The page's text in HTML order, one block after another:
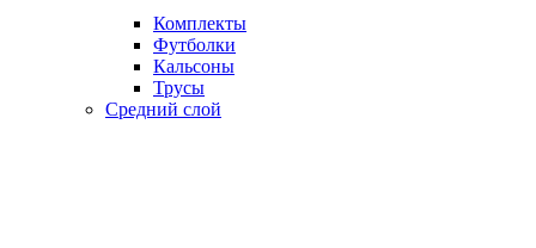
Комплекты
Футболки
Кальсоны
Трусы
Средний слой